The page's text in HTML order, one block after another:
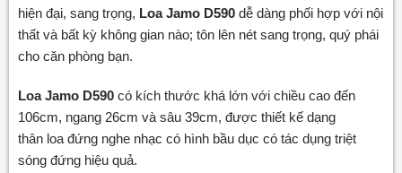
hiện đại, sang trọng, Loa Jamo D590 dễ dàng phối hợp với nội
thất và bất kỳ không gian nào; tôn lên nét sang trọng, quý phái
cho căn phòng bạn.
Loa Jamo D590 có kích thước khá lớn với chiều cao đến
106cm, ngang 26cm và sâu 39cm, được thiết kế dạng
thân loa đứng nghe nhạc có hình bầu dục có tác dụng triệt
sóng đứng hiệu quả.